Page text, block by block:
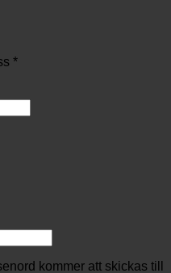
*Obligatoriskt
kommer att skickas till